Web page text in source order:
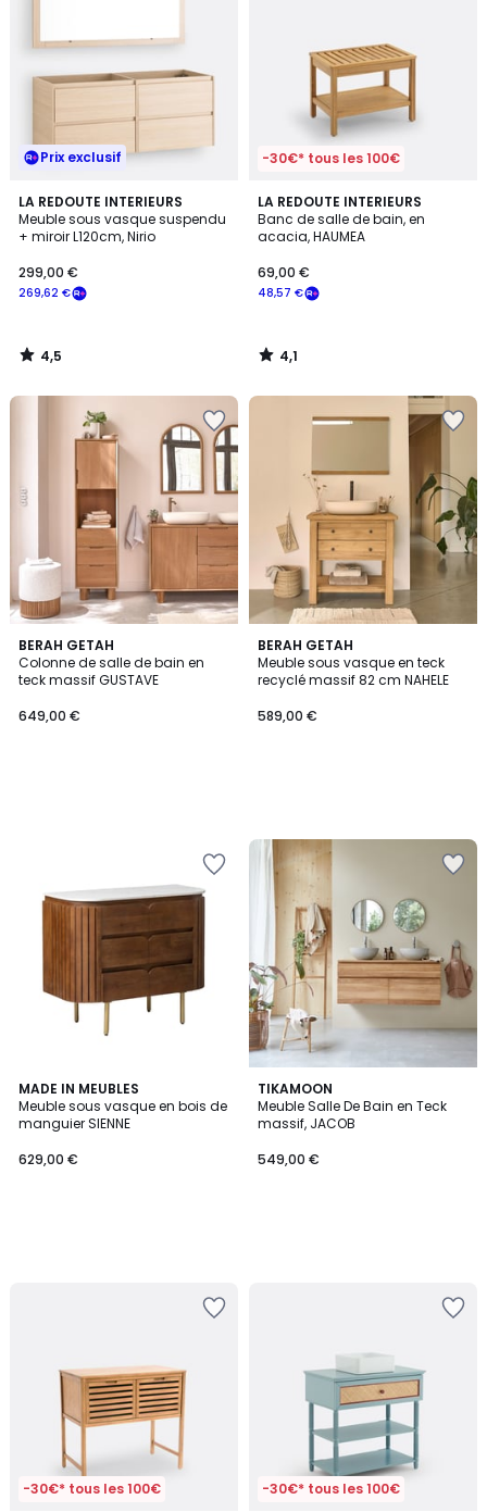
Prix exclusif
LA REDOUTE INTERIEURS
Meuble sous vasque suspendu
+ miroir L120cm, Nirio
269,62 €
299,00 €
4,5
/ 5
4,5
/
-30€* tous les 100€
LA REDOUTE INTERIEURS
Banc de salle de bain, en
acacia, HAUMEA
48,57 €
69,00 €
4,1
/ 5
4,1
/
BERAH GETAH
Colonne de salle de bain en
teck massif GUSTAVE
649,00 €
BERAH GETAH
Meuble sous vasque en teck
recyclé massif 82 cm NAHELE
589,00 €
MADE IN MEUBLES
Meuble sous vasque en bois de
manguier SIENNE
629,00 €
TIKAMOON
Meuble Salle De Bain en Teck
massif, JACOB
549,00 €
-30€* tous les 100€ -30€* tous les 100€